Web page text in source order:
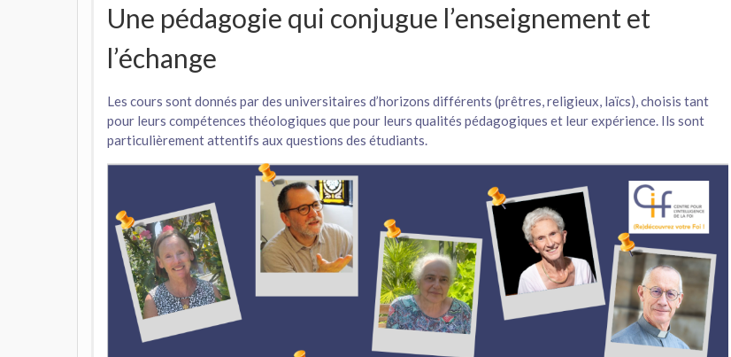
Une pédagogie qui conjugue l’enseignement et
l’échange
Les cours sont donnés par des universitaires d’horizons différents (prêtres, religieux, laïcs), choisis tant
pour leurs compétences théologiques que pour leurs qualités pédagogiques et leur expérience. Ils sont
particulièrement attentifs aux questions des étudiants.